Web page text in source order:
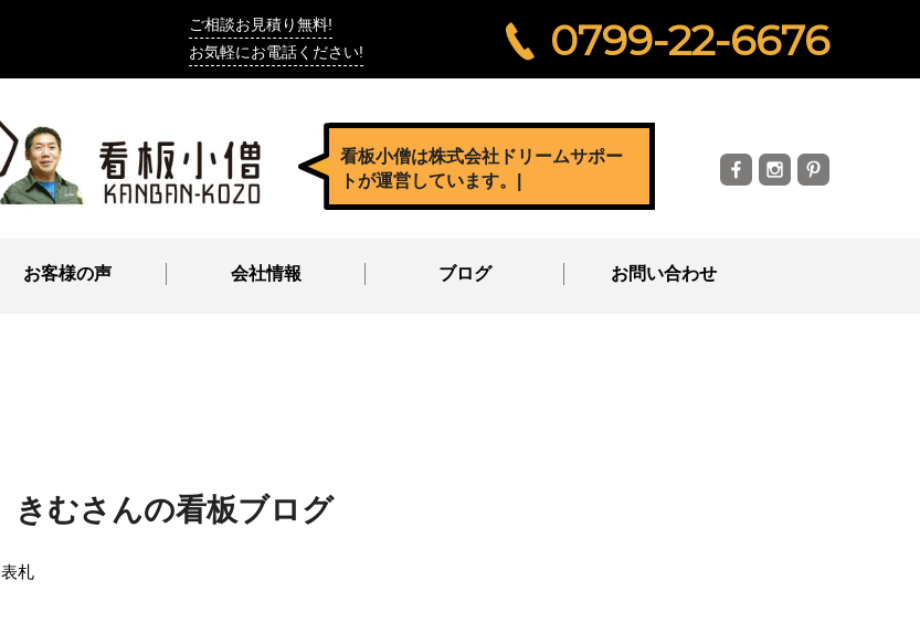
ご相談お見積り無料!
お気軽にお電話ください!
0799-22-6676
看板小僧は株式会社ドリームサポー
トが運営しています。
お客様の声 会社情報 ブログ お問い合わせ
きむさんの看板ブログ
表札